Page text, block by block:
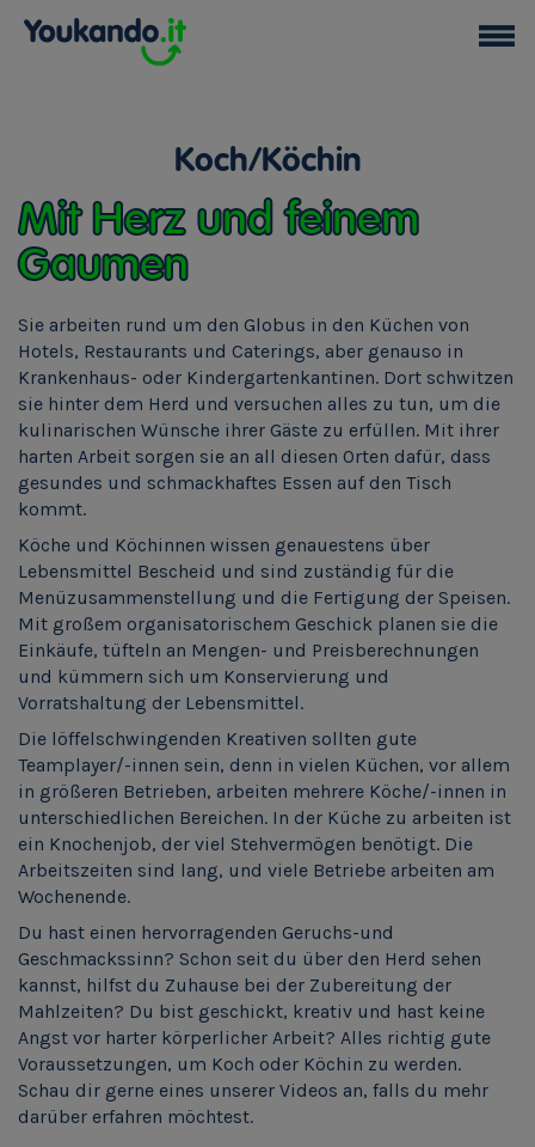
Koch/Köchin
Mit Herz und feinem
Gaumen
Sie arbeiten rund um den Globus in den Küchen von
Hotels, Restaurants und Caterings, aber genauso in
Krankenhaus- oder Kindergartenkantinen. Dort schwitzen
sie hinter dem Herd und versuchen alles zu tun, um die
kulinarischen Wünsche ihrer Gäste zu erfüllen. Mit ihrer
harten Arbeit sorgen sie an all diesen Orten dafür, dass
gesundes und schmackhaftes Essen auf den Tisch
kommt.
Köche und Köchinnen wissen genauestens über
Lebensmittel Bescheid und sind zuständig für die
Menüzusammenstellung und die Fertigung der Speisen.
Mit großem organisatorischem Geschick planen sie die
Einkäufe, tüfteln an Mengen- und Preisberechnungen
und kümmern sich um Konservierung und
Vorratshaltung der Lebensmittel.
Die löffelschwingenden Kreativen sollten gute
Teamplayer/-innen sein, denn in vielen Küchen, vor allem
in größeren Betrieben, arbeiten mehrere Köche/-innen in
unterschiedlichen Bereichen. In der Küche zu arbeiten ist
ein Knochenjob, der viel Stehvermögen benötigt. Die
Arbeitszeiten sind lang, und viele Betriebe arbeiten am
Wochenende.
Du hast einen hervorragenden Geruchs-und
Geschmackssinn? Schon seit du über den Herd sehen
kannst, hilfst du Zuhause bei der Zubereitung der
Mahlzeiten? Du bist geschickt, kreativ und hast keine
Angst vor harter körperlicher Arbeit? Alles richtig gute
Voraussetzungen, um Koch oder Köchin zu werden.
Schau dir gerne eines unserer Videos an, falls du mehr
darüber erfahren möchtest.